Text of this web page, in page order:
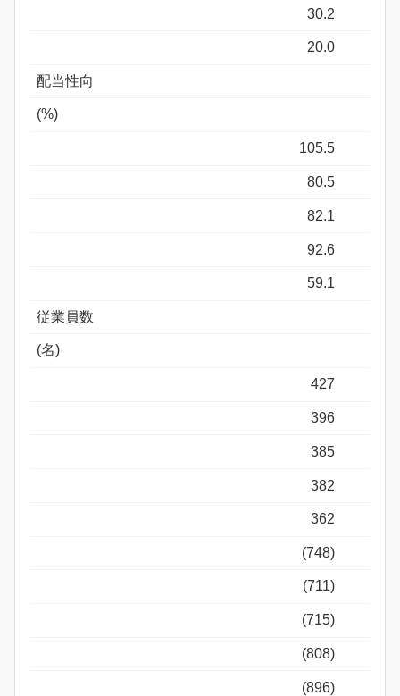
30.2
20.0
配当性向
(%)
105.5
80.5
82.1
92.6
59.1
従業員数
(名)
427
396
385
382
362
(748)
(711)
(715)
(808)
(896)